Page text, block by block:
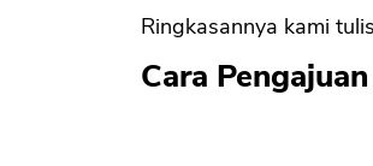
Ringkasannya kami
Cara